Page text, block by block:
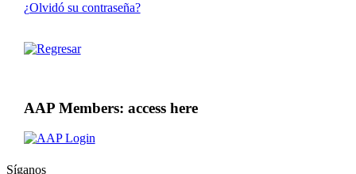
¿Olvidó su contraseña?
AAP Members: access here
Síganos